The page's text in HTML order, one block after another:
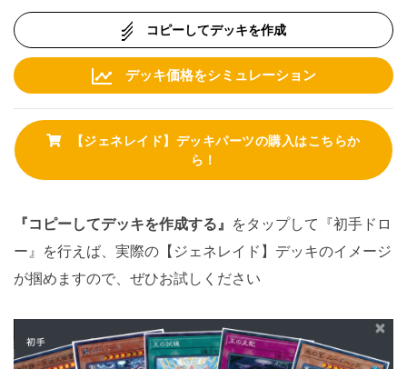
コピーしてデッキを作成
デッキ価格をシミュレーション
【ジェネレイド】デッキパーツの購入はこちらか
ら！
『コピーしてデッキを作成する』 をタップして『初手ドロ
ー』を行えば、実際の【ジェネレイド】デッキのイメージ
が掴めますので、ぜひお試しください